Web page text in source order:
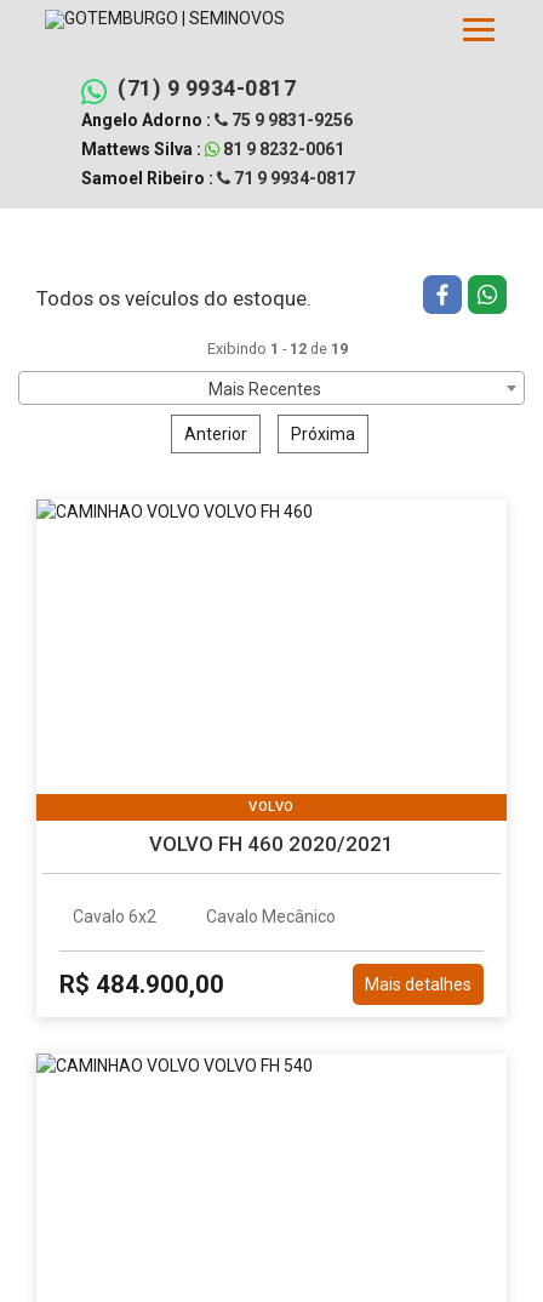
(71) 9 9934-0817
Angelo Adorno :
75 9 9831-9256
Mattews Silva :
81 9 8232-0061
Samoel Ribeiro :
71 9 9934-0817
Filtrar busca Limpar filtros
Todos os veículos do estoque.
Mais Recentes
Exibindo 1 - 12 de 19
Anterior Próxima
VOLVO
VOLVO FH 460 2020/2021
Cavalo 6x2 Cavalo Mecânico
R$ 484.900,00 Mais detalhes